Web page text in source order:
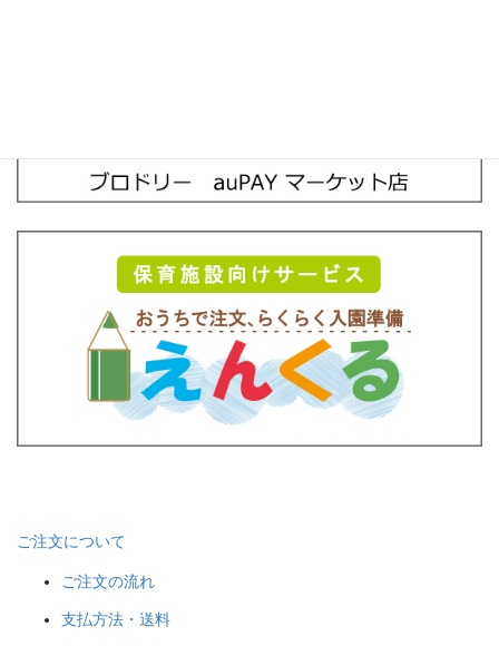
ご注文について
ご注文の流れ
支払方法・送料